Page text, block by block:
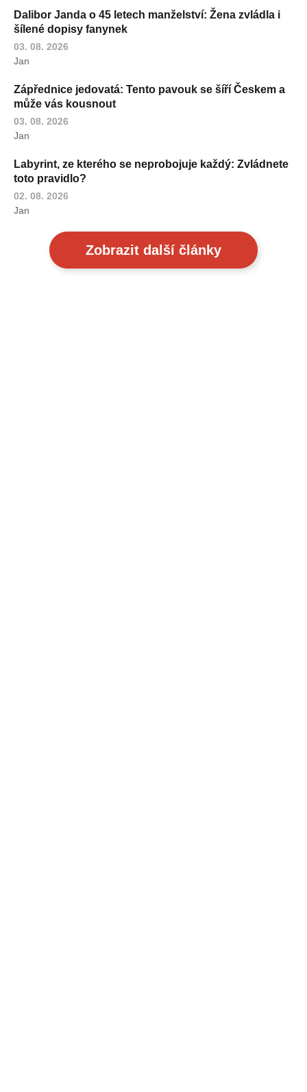
Dalibor Janda o 45 letech manželství: Žena zvládla i
šílené dopisy fanynek
03. 08. 2026
Jan
Zápřednice jedovatá: Tento pavouk se šíří Českem a
může vás kousnout
03. 08. 2026
Jan
Labyrint, ze kterého se neprobojuje každý: Zvládnete
toto pravidlo?
02. 08. 2026
Jan
Zobrazit další články